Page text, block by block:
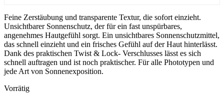
Feine Zerstäubung und transparente Textur, die sofort einzieht.
Unsichtbarer Sonnenschutz, der für ein fast unspürbares,
angenehmes Hautgefühl sorgt. Ein unsichtbares Sonnenschutzmittel,
das schnell einzieht und ein frisches Gefühl auf der Haut hinterlässt.
Dank des praktischen Twist & Lock- Verschlusses lässt es sich
schnell auftragen und ist noch praktischer. Für alle Phototypen und
jede Art von Sonnenexposition.
Vorrätig